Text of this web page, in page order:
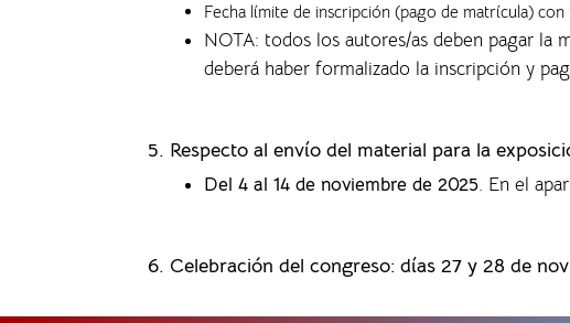
Fecha límite de inscripción (pago de matrícula)
NOTA: todos los autores/as deben pagar la
deberá haber formalizado la inscripción y
5. Respecto al envío del material para la
Del 4 al 14 de noviembre de 2025. En el
6. Celebración del congreso: días 27 y 28 de